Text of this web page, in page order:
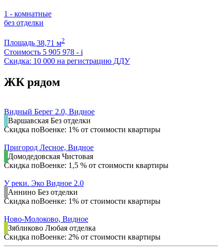
1 - комнатные
без отделки
Площадь 38,71 м2
Стоимость 5 905 978 - i
Скидка: 10 000 на регистрацию ДДУ
ЖК рядом
Видный Берег 2.0, Видное
Варшавская Без отделки
Скидка поВоенке: 1% от стоимости квартиры
Пригород Лесное, Видное
Домодедовская Чистовая
Скидка поВоенке: 1,5 % от стоимости квартиры
У реки. Эко Видное 2.0
Аннино Без отделки
Скидка поВоенке: 1% от стоимости квартиры
Ново-Молоково, Видное
Зябликово Любая отделка
Скидка поВоенке: 2% от стоимости квартиры